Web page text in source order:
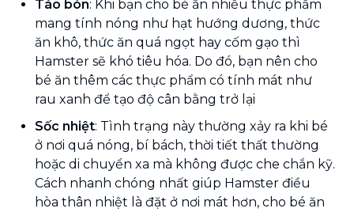
Táo bón: Khi bạn cho bé ăn nhiều thực phẩm
mang tính nóng như hạt hướng dương, thức
ăn khô, thức ăn quá ngọt hay cốm gạo thì
Hamster sẽ khó tiêu hóa. Do đó, bạn nên cho
bé ăn thêm các thực phẩm có tính mát như
rau xanh để tạo độ cân bằng trở lại
Sốc nhiệt: Tình trạng này thường xảy ra khi bé
ở nơi quá nóng, bí bách, thời tiết thất thường
hoặc di chuyển xa mà không được che chắn kỹ.
Cách nhanh chóng nhất giúp Hamster điều
hòa thân nhiệt là đặt ở nơi mát hơn, cho bé ăn